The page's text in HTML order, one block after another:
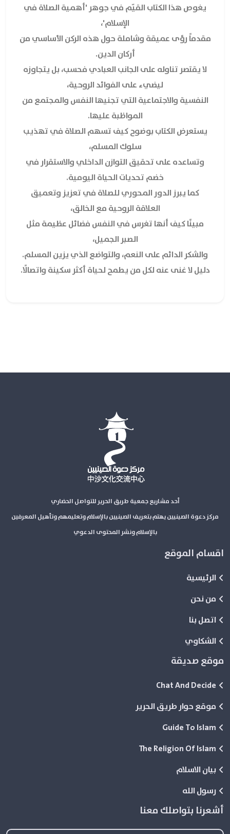
يغوص هذا الكتاب القيّم في جوهر 'أهمية الصلاة في
الإسلام'،
مقدماً رؤى عميقة وشاملة حول هذه الركن الأساسي من
أركان الدين.
لا يقتصر تناوله على الجانب العبادي فحسب، بل يتجاوزه
ليضيء على الفوائد الروحية،
النفسية والاجتماعية التي تجنيها النفس والمجتمع من
المواظبة عليها.
يستعرض الكتاب بوضوح كيف تسهم الصلاة في تهذيب
سلوك المسلم،
وتساعده على تحقيق التوازن الداخلي والاستقرار في
خضم تحديات الحياة اليومية.
كما يبرز الدور المحوري للصلاة في تعزيز وتعميق
العلاقة الروحية مع الخالق،
مبينًا كيف أنها تغرس في النفس فضائل عظيمة مثل
الصبر الجميل،
والشكر الدائم على النعم، والتواضع الذي يزين المسلم.
دليل لا غنى عنه لكل من يطمح لحياة أكثر سكينة واتصالًا.
أحد مشاريع جمعية طريق الحرير للتواصل الحضاري
مركز دعوة الصينيين يهتم بتعريف الصينيين بالإسلام وتعليمهم وتأهيل المعرفين
بالإسلام ونشر المحتوى الدعوي
اقسام الموقع
الرئيسية
من نحن
اتصل بنا
الشكاوي
موقع صديقة
Chat And Decide
موقع حوار طريق الحرير
Guide To Islam
The Religion Of Islam
بيان الاسلام
رسول الله
أشعرنا بتواصلك معنا